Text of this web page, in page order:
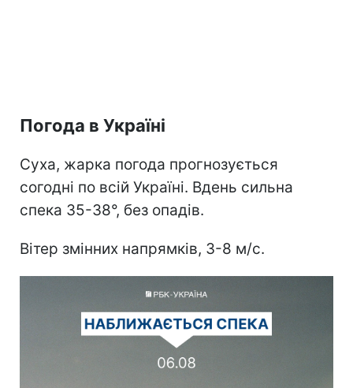
Погода в Україні
Суха, жарка погода прогнозується
согодні по всій Україні. Вдень сильна
спека 35-38°, без опадів.
Вітер змінних напрямків, 3-8 м/с.